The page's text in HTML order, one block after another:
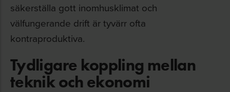
säkerställa gott inomhusklimat och
välfungerande drift är tyvärr ofta
kontraproduktiva.
Tydligare koppling mellan
teknik och ekonomi